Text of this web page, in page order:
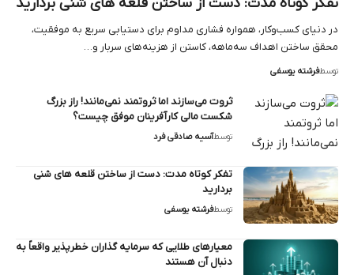
در دنیای کسب‌وکار، همواره فشاری مداوم برای دستیابی سریع به موفقیت،
محقق ساختن اهداف سه‌ماهه، کاستن از هزینه‌های سربار و…
توسطفرشته یوسفی
ثروت می‌سازند اما ثروتمند نمی‌مانند! راز بزرگ
شکست مالی کارآفرینان موفق چیست؟
توسطآسیه صادقی فرد
تفکر کوتاه‌ مدت: دست از ساختن قلعه های شنی
بردارید
توسطفرشته یوسفی
معیارهای طلایی که سرمایه‌ گذاران خطرپذیر واقعاً به
دنبال آن هستند